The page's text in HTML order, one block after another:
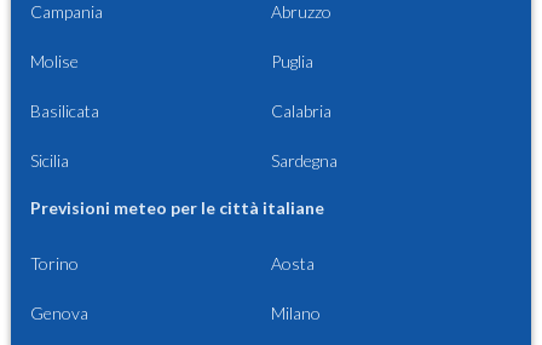
Campania Abruzzo
Molise Puglia
Basilicata Calabria
Sicilia Sardegna
Previsioni meteo per le città italiane
Torino Aosta
Genova Milano